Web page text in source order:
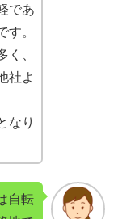
であ
す。
く、
社よ
なり
自転